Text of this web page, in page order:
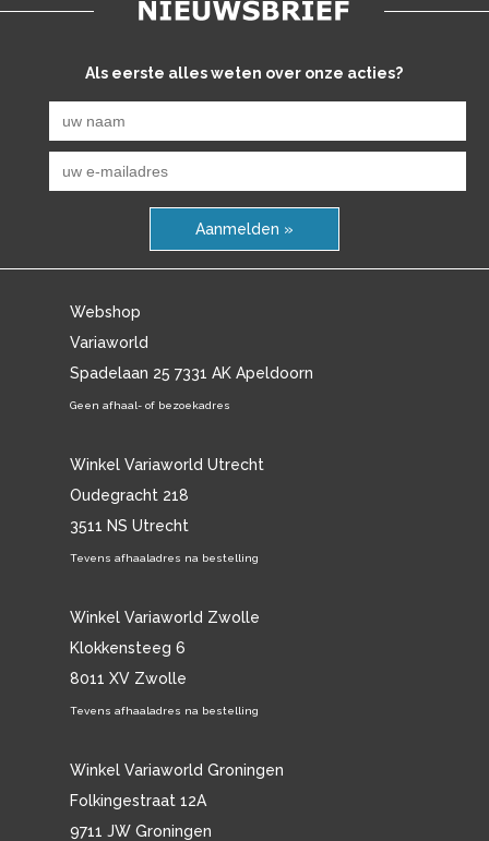
Als eerste alles weten over onze acties?
Aanmelden »
Webshop
Variaworld
Spadelaan 25 7331 AK Apeldoorn
Geen afhaal- of bezoekadres
Winkel Variaworld Utrecht
Oudegracht 218
3511 NS Utrecht
Tevens afhaaladres na bestelling
Winkel Variaworld Zwolle
Klokkensteeg 6
8011 XV Zwolle
Tevens afhaaladres na bestelling
Winkel Variaworld Groningen
Folkingestraat 12A
9711 JW Groningen